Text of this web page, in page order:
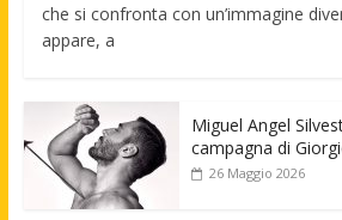
che si confronta con un’immagine
appare, a
Miguel Angel
campagna di
26 Maggio 2026